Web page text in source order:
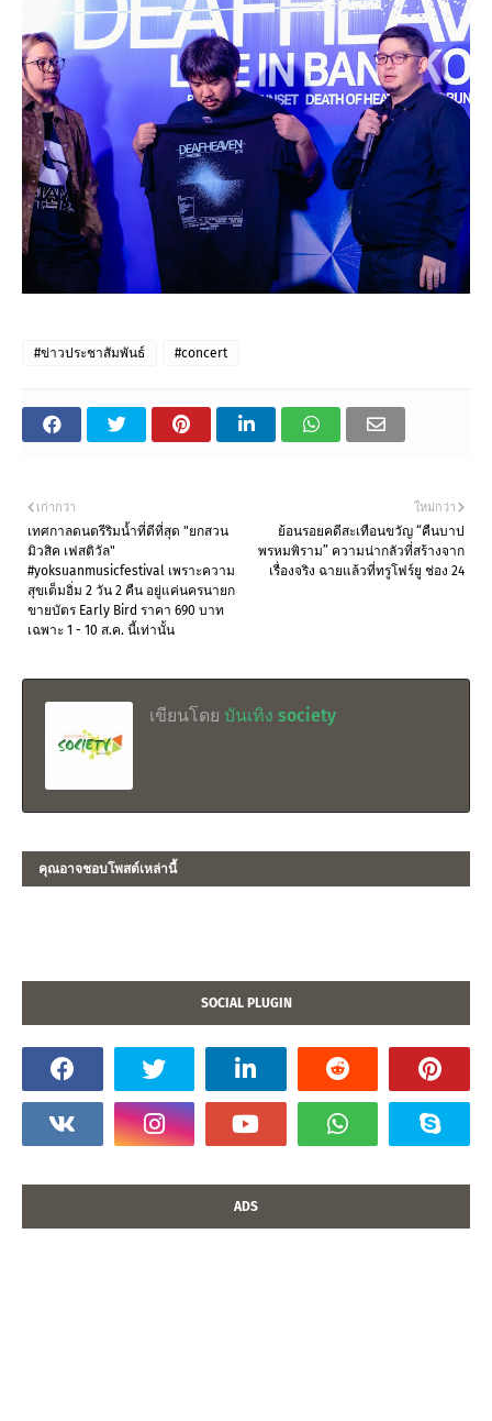
#ข่าวประชาสัมพันธ์ #concert
ใหม่กว่า
ย้อนรอยคดีสะเทือนขวัญ “คืนบาป
พรหมพิราม” ความน่ากลัวที่สร้างจาก
เรื่องจริง ฉายแล้วที่ทรูโฟร์ยู ช่อง 24
เก่ากว่า
เทศกาลดนตรีริมน้ำที่ดีที่สุด "ยกสวน
มิวสิค เฟสติวัล"
#yoksuanmusicfestival เพราะความ
สุขเต็มอิ่ม 2 วัน 2 คืน อยู่แค่นครนายก
ขายบัตร Early Bird ราคา 690 บาท
เฉพาะ 1 - 10 ส.ค. นี้เท่านั้น
เขียนโดย บันเทิง society
คุณอาจชอบโพสต์เหล่านี้
SOCIAL PLUGIN
ADS